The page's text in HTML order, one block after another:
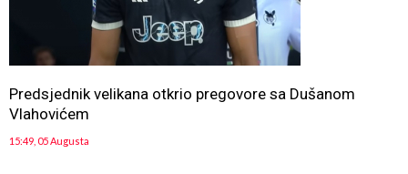
Predsjednik velikana otkrio pregovore sa Dušanom
Vlahovićem
15:49, 05 Augusta